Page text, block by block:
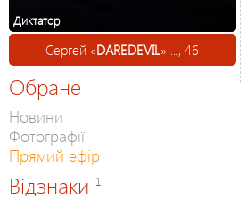
Диктатор
Сергей «DAREDEVIL» ..., 46
Обране
Новини
Фотографії
Прямий ефір
Відзнаки 1